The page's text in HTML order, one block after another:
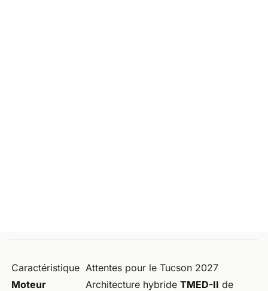
Caractéristique Attentes pour le Tucson 2027
Moteur
Architecture hybride TMED-II de